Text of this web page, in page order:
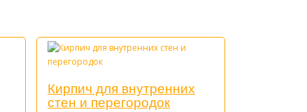
Кирпич для внутренних
стен и перегородок